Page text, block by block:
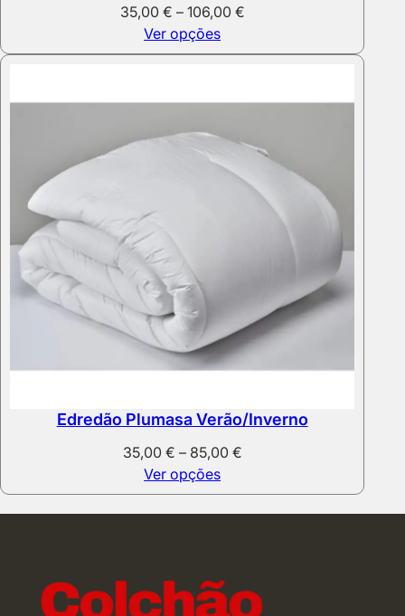
35,00 € – 106,00 €Price
35,00 €
Ver opções
Edredão Plumasa Verão/Inverno
35,00 € – 85,00 €Price
35,00 €
through
Ver opções